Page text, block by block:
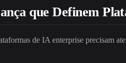
que Definem
de IA enterprise precisam